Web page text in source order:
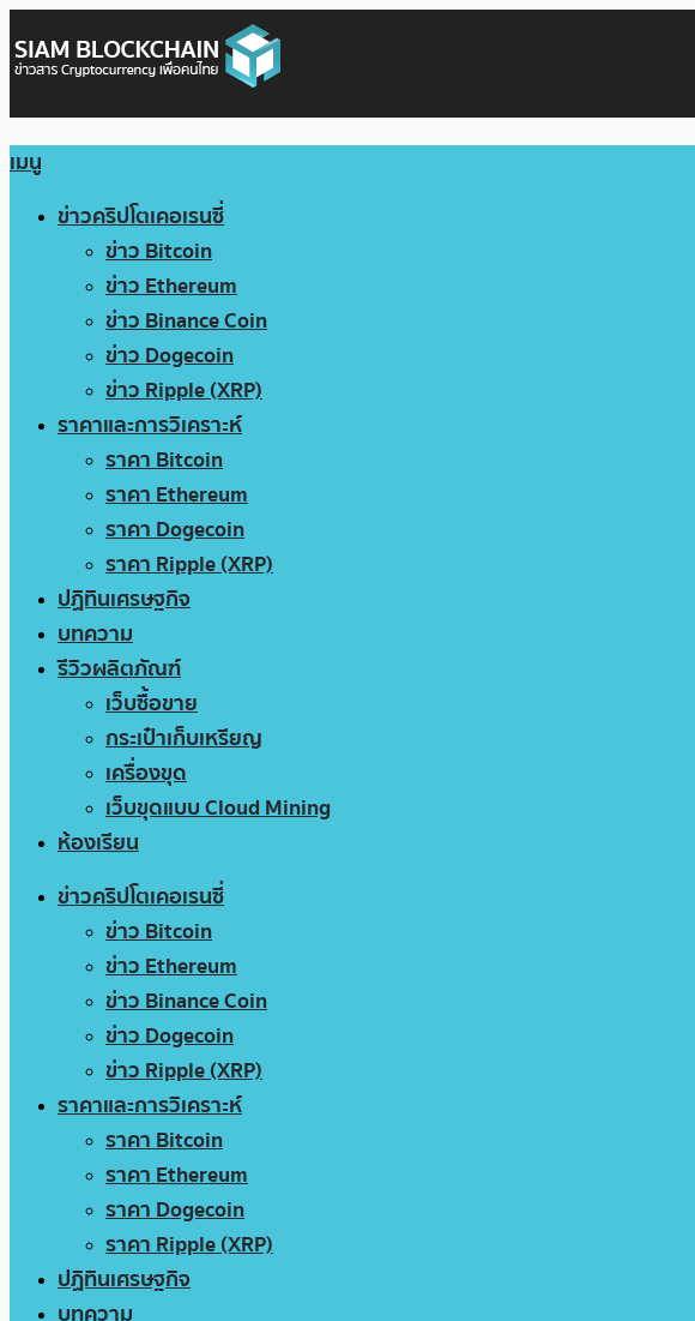
เมนู
ข่าวคริปโตเคอเรนซี่
ข่าว Bitcoin
ข่าว Ethereum
ข่าว Binance Coin
ข่าว Dogecoin
ข่าว Ripple (XRP)
ราคาและการวิเคราะห์
ราคา Bitcoin
ราคา Ethereum
ราคา Dogecoin
ราคา Ripple (XRP)
ปฏิทินเศรษฐกิจ
บทความ
รีวิวผลิตภัณฑ์
เว็บซื้อขาย
กระเป๋าเก็บเหรียญ
เครื่องขุด
เว็บขุดแบบ Cloud Mining
ห้องเรียน
ข่าวคริปโตเคอเรนซี่
ข่าว Bitcoin
ข่าว Ethereum
ข่าว Binance Coin
ข่าว Dogecoin
ข่าว Ripple (XRP)
ราคาและการวิเคราะห์
ราคา Bitcoin
ราคา Ethereum
ราคา Dogecoin
ราคา Ripple (XRP)
ปฏิทินเศรษฐกิจ